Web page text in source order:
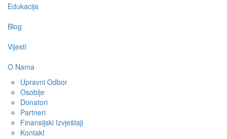
Edukacija
Blog
Vijesti
O Nama
Upravni Odbor
Osoblje
Donatori
Partneri
Finansijski Izvještaji
Kontakt